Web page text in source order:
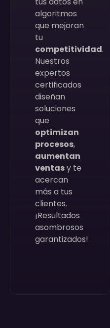
algoritmos
que mejoran
tu
competitividad.
Nuestros
expertos
certificados
diseñan
soluciones
que
optimizan
procesos,
aumentan
ventasy te
acercan
más a tus
clientes.
¡Resultados
asombrosos
garantizados!